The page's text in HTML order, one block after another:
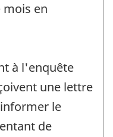
en
à l'enquête
une lettre
le
de